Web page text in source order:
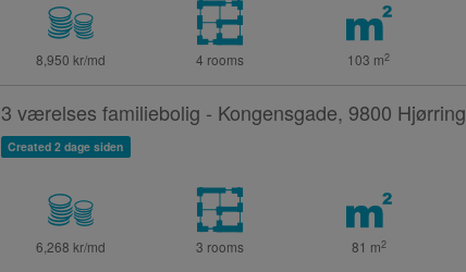
8,950 kr/md 4 rooms 103 m2
3 værelses familiebolig - Kongensgade, 9800 Hjørring
Created 2 dage siden
6,268 kr/md 3 rooms 81 m2